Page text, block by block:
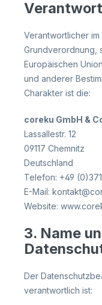
Verantwortlicher
Grundverordnung,
Europäischen
und anderer
Charakter ist die:
coreku GmbH &
Lassallestr. 12
09117 Chemnitz
Deutschland
Telefon: +49
E-Mail:
Website:
3. Name
Der
verantwortlich ist: